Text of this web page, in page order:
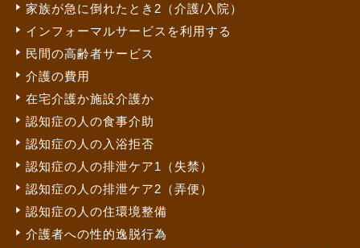
家族が急に倒れたとき2（介護/入院）
インフォーマルサービスを利用する
民間の高齢者サービス
介護の費用
在宅介護か施設介護か
認知症の人の食事介助
認知症の人の入浴拒否
認知症の人の排泄ケア1（失禁）
認知症の人の排泄ケア2（弄便）
認知症の人の住環境整備
介護者への性的逸脱行為